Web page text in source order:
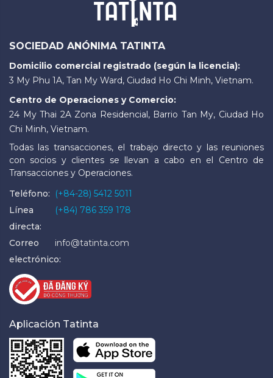
SOCIEDAD ANÓNIMA TATINTA
Domicilio comercial registrado (según la licencia):
3 My Phu 1A, Tan My Ward, Ciudad Ho Chi Minh, Vietnam.
Centro de Operaciones y Comercio:
24 My Thai 2A Zona Residencial, Barrio Tan My, Ciudad Ho
Chi Minh, Vietnam.
Todas las transacciones, el trabajo directo y las reuniones
con socios y clientes se llevan a cabo en el Centro de
Transacciones y Operaciones.
Teléfono:
(+84-28) 5412 5011
Línea
directa:
(+84) 786 359 178
Correo
electrónico:
info@tatinta.com
Aplicación Tatinta